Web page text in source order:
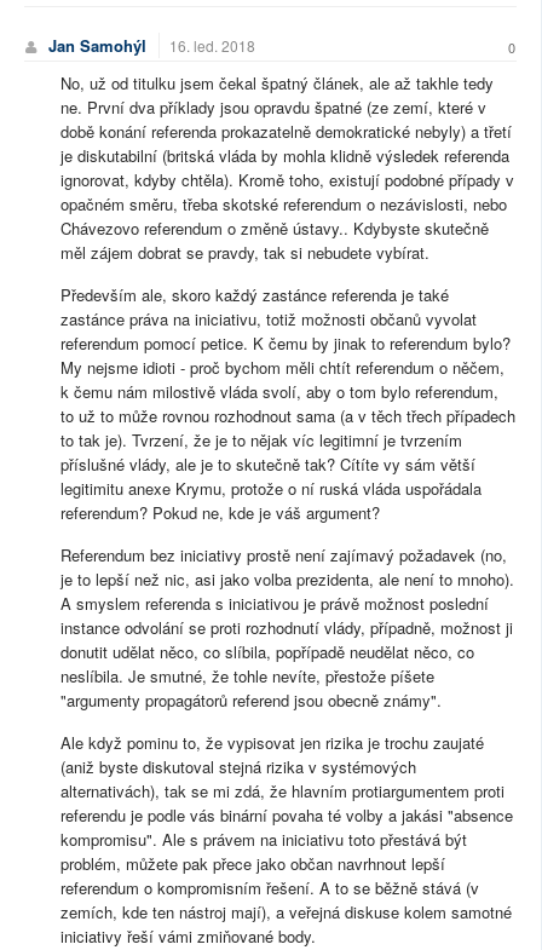
Jan Samohýl 16. led. 2018 0
No, už od titulku jsem čekal špatný článek, ale až takhle tedy
ne. První dva příklady jsou opravdu špatné (ze zemí, které v
době konání referenda prokazatelně demokratické nebyly) a třetí
je diskutabilní (britská vláda by mohla klidně výsledek referenda
ignorovat, kdyby chtěla). Kromě toho, existují podobné případy v
opačném směru, třeba skotské referendum o nezávislosti, nebo
Chávezovo referendum o změně ústavy.. Kdybyste skutečně
měl zájem dobrat se pravdy, tak si nebudete vybírat.
Především ale, skoro každý zastánce referenda je také
zastánce práva na iniciativu, totiž možnosti občanů vyvolat
referendum pomocí petice. K čemu by jinak to referendum bylo?
My nejsme idioti - proč bychom měli chtít referendum o něčem,
k čemu nám milostivě vláda svolí, aby o tom bylo referendum,
to už to může rovnou rozhodnout sama (a v těch třech případech
to tak je). Tvrzení, že je to nějak víc legitimní je tvrzením
příslušné vlády, ale je to skutečně tak? Cítíte vy sám větší
legitimitu anexe Krymu, protože o ní ruská vláda uspořádala
referendum? Pokud ne, kde je váš argument?
Referendum bez iniciativy prostě není zajímavý požadavek (no,
je to lepší než nic, asi jako volba prezidenta, ale není to mnoho).
A smyslem referenda s iniciativou je právě možnost poslední
instance odvolání se proti rozhodnutí vlády, případně, možnost ji
donutit udělat něco, co slíbila, popřípadě neudělat něco, co
neslíbila. Je smutné, že tohle nevíte, přestože píšete
"argumenty propagátorů referend jsou obecně známy".
Ale když pominu to, že vypisovat jen rizika je trochu zaujaté
(aniž byste diskutoval stejná rizika v systémových
alternativách), tak se mi zdá, že hlavním protiargumentem proti
referendu je podle vás binární povaha té volby a jakási "absence
kompromisu". Ale s právem na iniciativu toto přestává být
problém, můžete pak přece jako občan navrhnout lepší
referendum o kompromisním řešení. A to se běžně stává (v
zemích, kde ten nástroj mají), a veřejná diskuse kolem samotné
iniciativy řeší vámi zmiňované body.